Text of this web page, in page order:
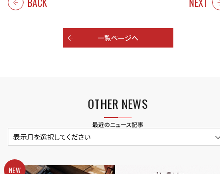
一覧ページへ
OTHER NEWS
最近のニュース記事
表示月を選択してください
NEW